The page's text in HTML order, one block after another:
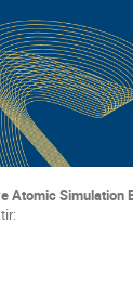
Atomic Simulation